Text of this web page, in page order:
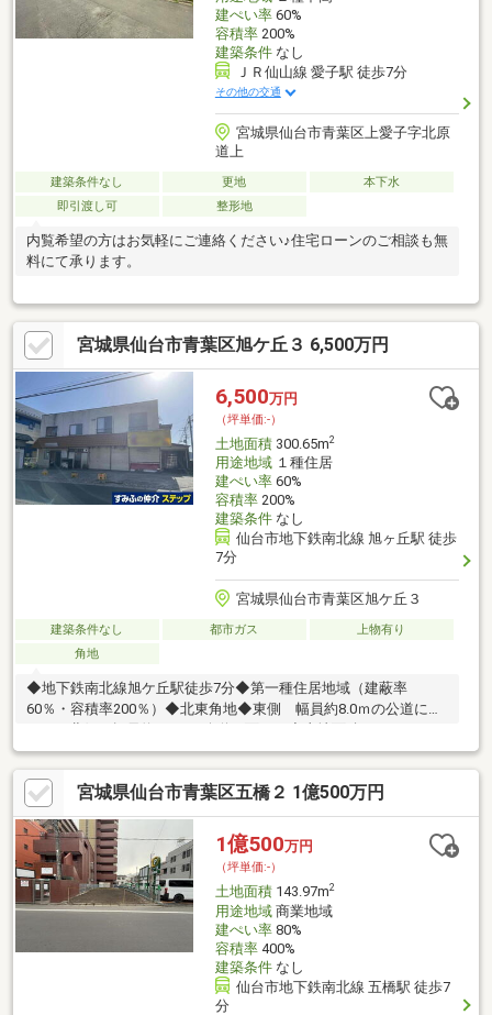
建ぺい率60%
容積率200%
建築条件なし
ＪＲ仙山線 愛子駅 徒歩7分
その他の交通
宮城県仙台市青葉区上愛子字北原
道上
建築条件なし 更地
本下水
即引渡し可
整形地
内覧希望の方はお気軽にご連絡ください♪住宅ローンのご相談も無
料にて承ります。
宮城県仙台市青葉区旭ケ丘３ 6,500万円
6,500万円
（坪単価:-）
土地面積300.65m2
用途地域１種住居
建ぺい率60%
容積率200%
建築条件なし
仙台市地下鉄南北線 旭ヶ丘駅 徒歩
7分
宮城県仙台市青葉区旭ケ丘３
建築条件なし 都市ガス
上物有り
角地
◆地下鉄南北線旭ケ丘駅徒歩7分◆第一種住居地域（建蔽率
60％・容積率200％）◆北東角地◆東側 幅員約8.0ｍの公道に面
（90.94坪）◆建築条件付土地ではございません （お好きなハウ
スメーカーで建築可能です）
宮城県仙台市青葉区五橋２ 1億500万円
1億500万円
（坪単価:-）
土地面積143.97m2
用途地域商業地域
建ぺい率80%
容積率400%
建築条件なし
仙台市地下鉄南北線 五橋駅 徒歩7
分